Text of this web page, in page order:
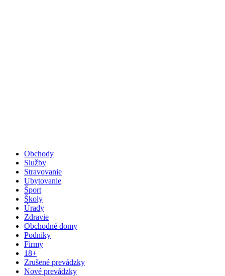
Obchody
Služby
Stravovanie
Ubytovanie
Šport
Školy
Úrady
Zdravie
Obchodné domy
Podniky
Firmy
18+
Zrušené prevádzky
Nové prevádzky